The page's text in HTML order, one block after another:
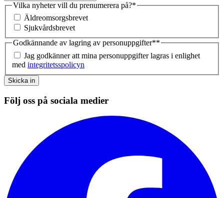
Vilka nyheter vill du prenumerera på?*
Äldreomsorgsbrevet
Sjukvårdsbrevet
Godkännande av lagring av personuppgifter**
Jag godkänner att mina personuppgifter lagras i enlighet
med integritetsspolicyn
Skicka in
Följ oss på sociala medier